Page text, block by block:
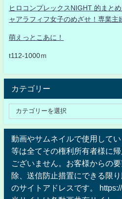
ヒロコンプレックスNIGHT 的まと
ャアラフィフ女子のめざせ！専業主
萌えっとこあに！
t112-1000ｍ
カテゴリー
動画やサムネイルで使用して
等は全てその権利所有者様に
ございません。お客様からの
除、送信防止措置にできる限
のサイトアドレスです。